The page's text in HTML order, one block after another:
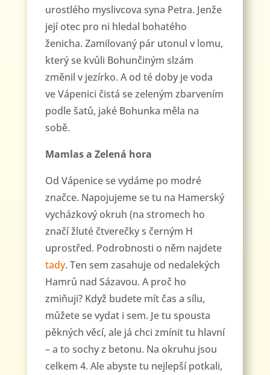
urostlého myslivcova syna Petra. Jenže
její otec pro ni hledal bohatého
ženicha. Zamilovaný pár utonul v lomu,
který se kvůli Bohunčiným slzám
změnil v jezírko. A od té doby je voda
ve Vápenici čistá se zeleným zbarvením
podle šatů, jaké Bohunka měla na
sobě.
Mamlas a Zelená hora
Od Vápenice se vydáme po modré
značce. Napojujeme se tu na Hamerský
vycházkový okruh (na stromech ho
značí žluté čtverečky s černým H
uprostřed. Podrobnosti o něm najdete
tady. Ten sem zasahuje od nedalekých
Hamrů nad Sázavou. A proč ho
zmiňuji? Když budete mít čas a sílu,
můžete se vydat i sem. Je tu spousta
pěkných věcí, ale já chci zmínit tu hlavní
– a to sochy z betonu. Na okruhu jsou
celkem 4. Ale abyste tu nejlepší potkali,